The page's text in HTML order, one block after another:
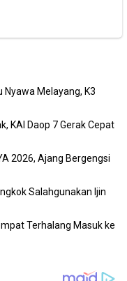
Nyawa Melayang, K3
KAI Daop 7 Gerak Cepat
2026, Ajang Bergengsi
Salahgunakan Ijin
Terhalang Masuk ke